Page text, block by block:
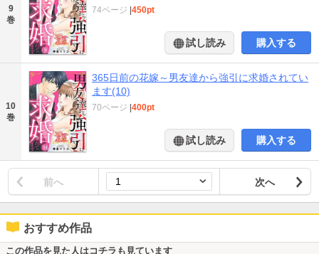
9
巻
74ページ |450pt
試し読み 購入する
10
巻
365日前の花嫁～男友達から強引に求婚されてい
ます(10)
70ページ |400pt
試し読み 購入する
前へ 次へ
おすすめ作品
この作品を見た人はコチラも見ています